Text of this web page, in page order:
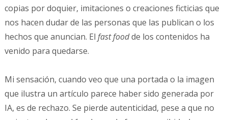
copias por doquier, imitaciones o creaciones ficticias que
nos hacen dudar de las personas que las publican o los
hechos que anuncian. El fast foodde los contenidos ha
venido para quedarse.
Mi sensación, cuando veo que una portada o la imagen
que ilustra un artículo parece haber sido generada por
IA, es de rechazo. Se pierde autenticidad, pese a que no